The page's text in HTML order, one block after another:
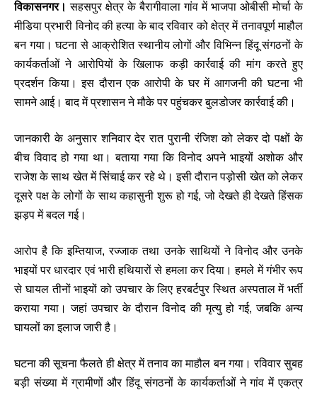
विकासनगर। सहसपुर क्षेत्र के बैरागीवाला गांव में भाजपा ओबीसी मोर्चा के
मीडिया प्रभारी विनोद की हत्या के बाद रविवार को क्षेत्र में तनावपूर्ण माहौल
बन गया। घटना से आक्रोशित स्थानीय लोगों और विभिन्न हिंदू संगठनों के
कार्यकर्ताओं ने आरोपियों के खिलाफ कड़ी कार्रवाई की मांग करते हुए
प्रदर्शन किया। इस दौरान एक आरोपी के घर में आगजनी की घटना भी
सामने आई। बाद में प्रशासन ने मौके पर पहुंचकर बुलडोजर कार्रवाई की।
जानकारी के अनुसार शनिवार देर रात पुरानी रंजिश को लेकर दो पक्षों के
बीच विवाद हो गया था। बताया गया कि विनोद अपने भाइयों अशोक और
राजेश के साथ खेत में सिंचाई कर रहे थे। इसी दौरान पड़ोसी खेत को लेकर
दूसरे पक्ष के लोगों के साथ कहासुनी शुरू हो गई, जो देखते ही देखते हिंसक
झड़प में बदल गई।
आरोप है कि इम्तियाज, रज्जाक तथा उनके साथियों ने विनोद और उनके
भाइयों पर धारदार एवं भारी हथियारों से हमला कर दिया। हमले में गंभीर रूप
से घायल तीनों भाइयों को उपचार के लिए हरबर्टपुर स्थित अस्पताल में भर्ती
कराया गया। जहां उपचार के दौरान विनोद की मृत्यु हो गई, जबकि अन्य
घायलों का इलाज जारी है।
घटना की सूचना फैलते ही क्षेत्र में तनाव का माहौल बन गया। रविवार सुबह
बड़ी संख्या में ग्रामीणों और हिंदू संगठनों के कार्यकर्ताओं ने गांव में एकत्र